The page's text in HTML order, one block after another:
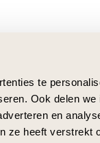
te
Ook delen
en
ze heeft verstrekt